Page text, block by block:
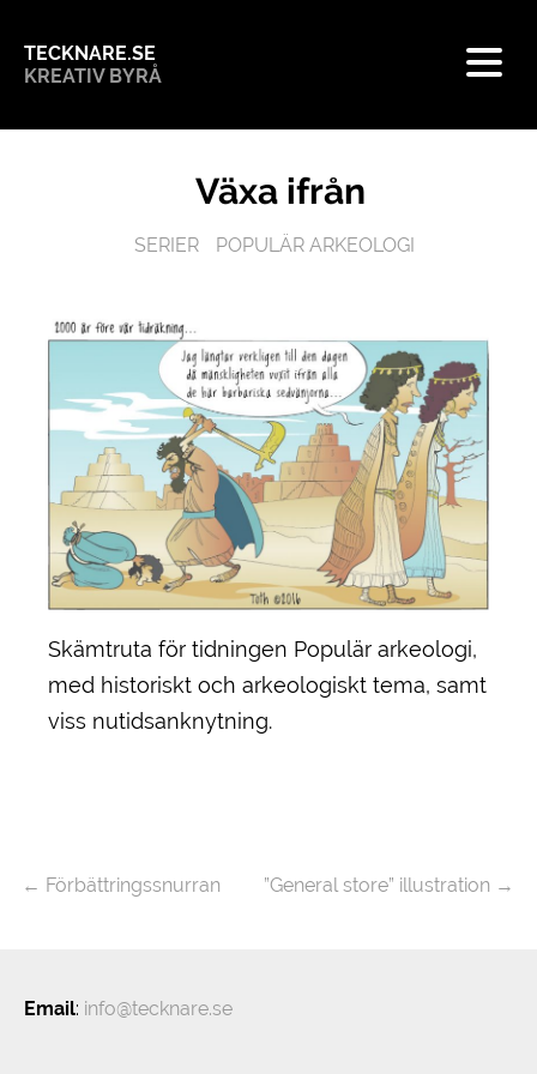
TECKNARE.SE
KREATIV BYRÅ
Växa ifrån
SERIER POPULÄR ARKEOLOGI
Skämtruta för tidningen Populär arkeologi,
med historiskt och arkeologiskt tema, samt
viss nutidsanknytning.
← Förbättringssnurran ”General store” illustration →
Email: info@tecknare.se